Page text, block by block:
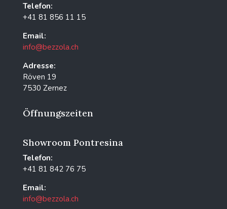
Telefon:
+41 81 856 11 15
Email:
info@bezzola.ch
Adresse:
Röven 19
7530 Zernez
Öffnungszeiten
Showroom Pontresina
Telefon:
+41 81 842 76 75
Email:
info@bezzola.ch